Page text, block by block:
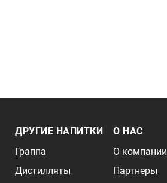
ДРУГИЕ НАПИТКИ
Граппа
Дистилляты
О НАС
О компании
Партнеры